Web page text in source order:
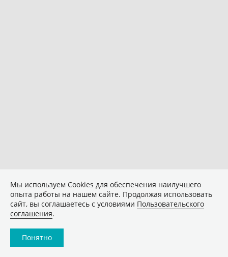
Мы используем Сookies для обеспечения наилучшего
опыта работы на нашем сайте. Продолжая использовать
сайт, вы соглашаетесь с условиями Пользовательского
соглашения.
Понятно